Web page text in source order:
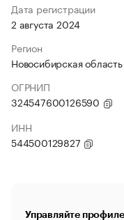
Дата регистрации
2 августа 2024
Регион
Новосибирская область
ОГРНИП
324547600126590
ИНН
544500129827
Управляйте